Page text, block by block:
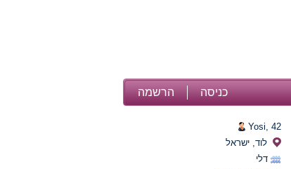
הרשמה כניסה
Yosi, 42
לוד, ישראל
דלי